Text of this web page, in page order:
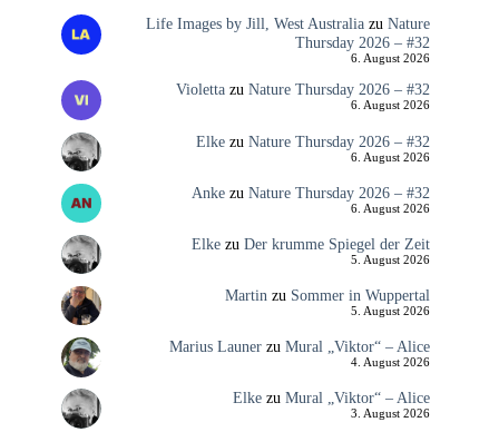
Life Images by Jill, West Australiazu Nature
Thursday 2026 – #32
6. August 2026
Violettazu Nature Thursday 2026 – #32
6. August 2026
Elkezu Nature Thursday 2026 – #32
6. August 2026
Ankezu Nature Thursday 2026 – #32
6. August 2026
Elkezu Der krumme Spiegel der Zeit
5. August 2026
Martin zu Sommer in Wuppertal
5. August 2026
Marius Launerzu Mural „Viktor“ – Alice
4. August 2026
Elkezu Mural „Viktor“ – Alice
3. August 2026